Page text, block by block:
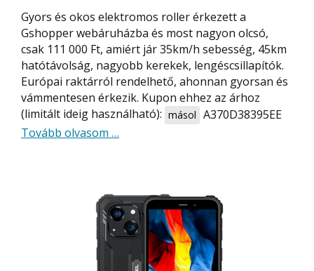
Gyors és okos elektromos roller érkezett a
Gshopper webáruházba és most nagyon olcsó,
csak 111 000 Ft, amiért jár 35km/h sebesség, 45km
hatótávolság, nagyobb kerekek, lengéscsillapítók.
Európai raktárról rendelhető, ahonnan gyorsan és
vámmentesen érkezik. Kupon ehhez az árhoz
(limitált ideig használható): másol A370D38395EE
Tovább olvasom about
elektromos
roller,
nagyobb
hatótávolsággal,
…